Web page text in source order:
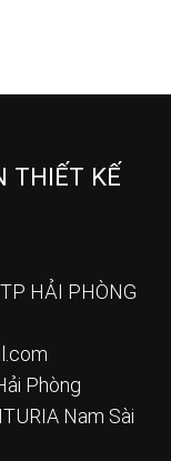
THIẾT KẾ
HẢI PHÒNG
Phòng
Nam Sài